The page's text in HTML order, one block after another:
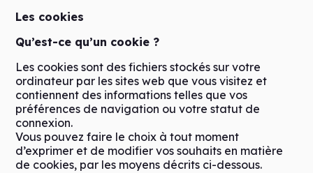
Les cookies
Qu’est-ce qu’un cookie ?
Les cookies sont des fichiers stockés sur votre
ordinateur par les sites web que vous visitez et
contiennent des informations telles que vos
préférences de navigation ou votre statut de
connexion.
Vous pouvez faire le choix à tout moment
d’exprimer et de modifier vos souhaits en matière
de cookies, par les moyens décrits ci-dessous.